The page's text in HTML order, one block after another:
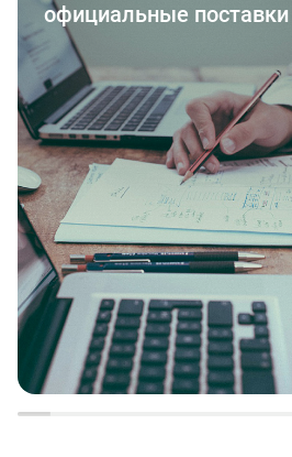
официальные поставки